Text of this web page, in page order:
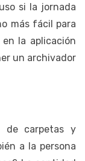
si la jornada
más fácil para
la aplicación
un archivador
de carpetas y
a la persona